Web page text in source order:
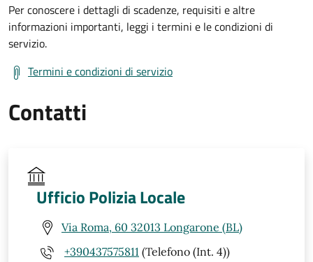
Per conoscere i dettagli di scadenze, requisiti e altre
informazioni importanti, leggi i termini e le condizioni di
servizio.
Termini e condizioni di servizio
Contatti
Ufficio Polizia Locale
Via Roma, 60 32013 Longarone (BL)
+390437575811 (Telefono (Int. 4))